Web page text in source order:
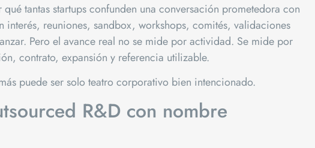
tantas startups confunden una conversación prometedora con
interés, reuniones, sandbox, workshops, comités, validaciones
Pero el avance real no se mide por actividad. Se mide por
contrato, expansión y referencia utilizable.
puede ser solo teatro corporativo bien intencionado.
R&D con nombre